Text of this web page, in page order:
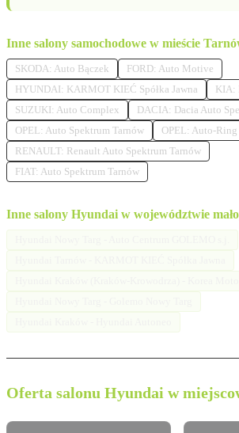
Inne salony samochodowe w mieście
SKODA: Auto Bączek
FORD: Auto Motive
HYUNDAI: KARMOT KIEĆ Spółka Jawna
KIA:
SUZUKI: Auto Complex
DACIA: Dacia Auto
OPEL: Auto Spektrum Tarnów
OPEL: Auto-Ring
RENAULT: Renault Auto Spektrum Tarnów
FIAT: Auto Spektrum Tarnów
Inne salony Hyundai w województwie
Oferta salonu Hyundai w